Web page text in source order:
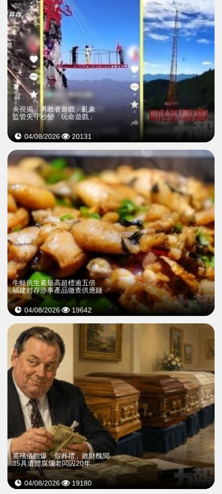
央視揭「勇敢者遊戲」亂象
監管失守秒變「玩命遊戲」
04/08/2026 20131
牛蛙抗生素最高超標逾五倍
福建封存涉事產品徹查供應鏈
04/08/2026 19642
英殯儀館爆「假葬禮」斂財醜聞
35具遺體腐爛老闆囚20年
04/08/2026 19180